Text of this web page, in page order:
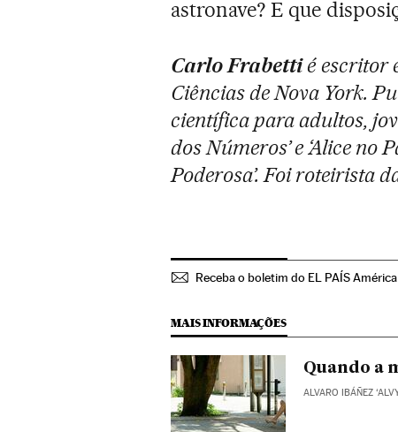
astronave? E que
Carlo Frabettié escritor
Ciências de Nova York.
científica para adultos,
dos Números’ e ‘Alice no
Poderosa’. Foi roteirista
Receba o boletim do EL PAÍS América
MAIS INFORMAÇÕES
Quando a
ALVARO IBÁÑEZ